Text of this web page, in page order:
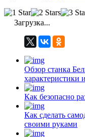
Загрузка...
Обзор станка
характеристики
Как безопасно
Как сделать
своими руками